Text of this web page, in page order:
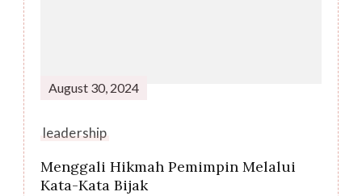
August 30, 2024
leadership
Menggali Hikmah Pemimpin Melalui
Kata-Kata Bijak